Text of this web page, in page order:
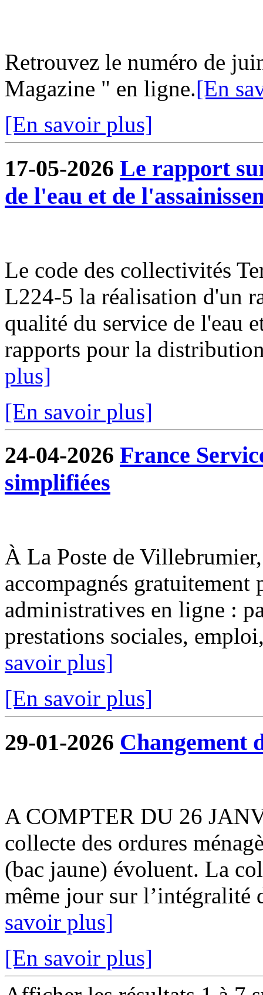
Retrouvez le numéro de
Magazine " en ligne.[En
[En savoir plus]
17-05-2026 Le rapport
de l'eau et de
Le code des collectivités
L224-5 la réalisation d'un
qualité du service de l'eau
rapports pour la
plus]
[En savoir plus]
24-04-2026 France
simplifiées
À La Poste de
accompagnés gratuitement
administratives en ligne :
prestations sociales,
savoir plus]
[En savoir plus]
29-01-2026 Changement
A COMPTER DU 26
collecte des ordures
(bac jaune) évoluent. La
même jour sur l’intégralité
savoir plus]
[En savoir plus]